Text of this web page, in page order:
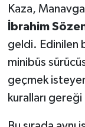
Kaza,
İbrahim
geldi. Edinilen
minibüs
geçmek
kuralları